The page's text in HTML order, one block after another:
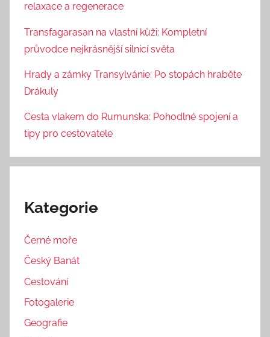
relaxace a regenerace
Transfagarasan na vlastní kůži: Kompletní
průvodce nejkrásnější silnicí světa
Hrady a zámky Transylvánie: Po stopách hraběte
Drákuly
Cesta vlakem do Rumunska: Pohodlné spojení a
tipy pro cestovatele
Kategorie
Černé moře
Český Banát
Cestování
Fotogalerie
Geografie